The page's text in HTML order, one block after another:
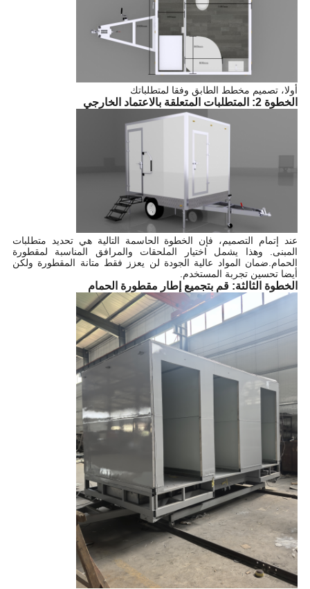
أولا، تصميم مخطط الطابق وفقا لمتطلباتك
الخطوة 2: المتطلبات المتعلقة بالاعتماد الخارجي
عند إتمام التصميم، فإن الخطوة الحاسمة التالية هي تحديد متطلبات
المبنى. وهذا يشمل اختيار الملحقات والمرافق المناسبة لمقطورة
الحمام.ضمان المواد عالية الجودة لن يعزز فقط متانة المقطورة ولكن
أيضا تحسين تجربة المستخدم.
الخطوة الثالثة: قم بتجميع إطار مقطورة الحمام